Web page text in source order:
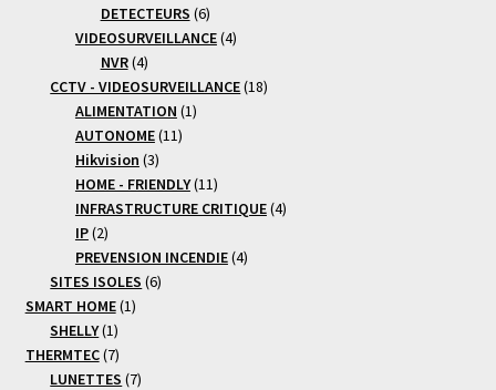
produits
DETECTEURS 66
produits
VIDEOSURVEILLANCE 44
NVR 44
produits
CCTV - VIDEOSURVEILLANCE 1818
ALIMENTATION 11
AUTONOME 1111
Hikvision 33
produits
HOME - FRIENDLY 1111
produits
INFRASTRUCTURE CRITIQUE 44
IP 22
produits
PREVENSION INCENDIE 44
SITES ISOLES 66
SMART HOME 11
SHELLY 11
produit
THERMTEC 77
produits
LUNETTES 77